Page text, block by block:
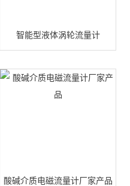
智能型液体涡轮流量计
酸碱介质电磁流量计厂家产品